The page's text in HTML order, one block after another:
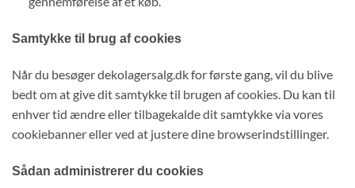
Samtykke til brug af cookies
Når du besøger dekolagersalg.dk for første gang, vil du blive
bedt om at give dit samtykke til brugen af cookies. Du kan til
enhver tid ændre eller tilbagekalde dit samtykke via vores
cookiebanner eller ved at justere dine browserindstillinger.
Sådan administrerer du cookies